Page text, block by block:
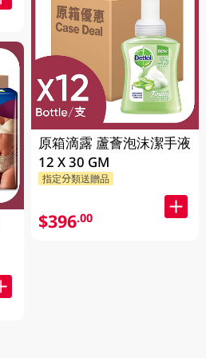
原箱滴露 蘆薈泡沫潔手液
12 X 30 GM
指定分類送贈品
$396.00